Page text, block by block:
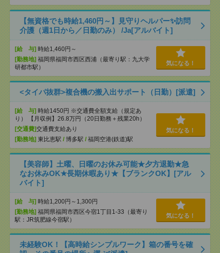
【無資格でも時給1,460円～】見守りヘルパー✨訪問
介護（週1日から／日勤のみ） /Ja[アルバイト]
[給 与] 時給1,460円～
[勤務地] 福岡県福岡市西区西浦（最寄り駅：九大学
研都市駅）
気になる！
<タイパ抜群>複合機の搬入出サポート（日勤）[派遣]
[給 与] 時給1450円 ※交通費全額支給（規定あ
り） 【月収例】26.8万円（20日勤務＋残業20h）
[交通費]交通費支給あり
[勤務地] 東比恵駅 / 博多駅 / 福岡空港(鉄道)駅
気になる！
【美容師】土曜、日曜のお休み可能★夕方退勤★急
なお休みOK★長期休暇あり★【ブランクOK】[アル
バイト]
[給 与] 時給1,200円～1,300円
[勤務地] 福岡県福岡市西区今宿1丁目1-33（最寄り
駅：JR筑肥線今宿駅）
気になる！
未経験OK！【高時給シンプルワーク】箱の番号を確